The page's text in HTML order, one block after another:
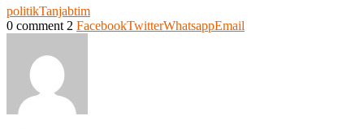
politikTanjabtim
0 comment 2 FacebookTwitterWhatsappEmail